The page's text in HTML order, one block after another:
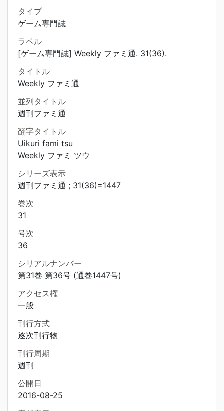
タイプ
ゲーム専門誌
ラベル
[ゲーム専門誌] Weekly ファミ通. 31(36).
タイトル
Weekly ファミ通
並列タイトル
週刊ファミ通
翻字タイトル
Uikuri fami tsu
Weekly ファミ ツウ
シリーズ表示
週刊ファミ通 ; 31(36)=1447
巻次
31
号次
36
シリアルナンバー
第31巻 第36号 (通巻1447号)
アクセス権
一般
刊行方式
逐次刊行物
刊行周期
週刊
公開日
2016-08-25